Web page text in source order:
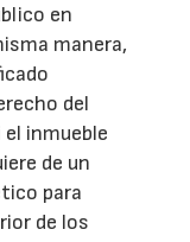
en
manera,
del
inmueble
de un
para
de los